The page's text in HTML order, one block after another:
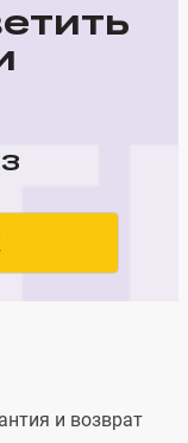
и возврат